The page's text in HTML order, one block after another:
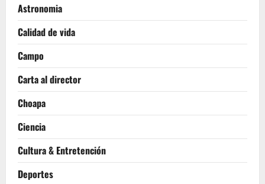
Astronomia
Calidad de vida
Campo
Carta al director
Choapa
Ciencia
Cultura & Entretención
Deportes